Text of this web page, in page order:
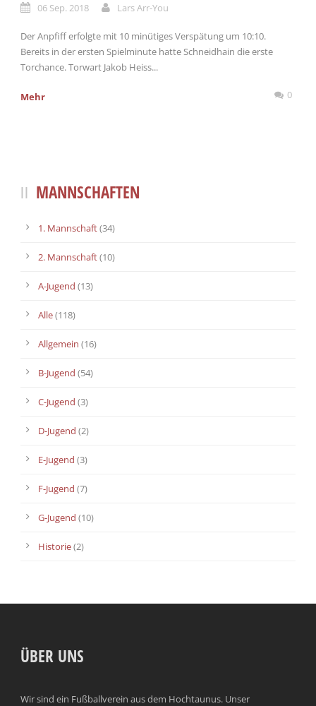
06 Sep. 2018 Lars Arr-You
Der Anpfiff erfolgte mit 10 minütiges Verspätung um 10:10.
Bereits in der ersten Spielminute hatte Schneidhain die erste
Torchance. Torwart Jakob Heiss...
Mehr 0
MANNSCHAFTEN
1. Mannschaft(34)
2. Mannschaft(10)
A-Jugend (13)
Alle(118)
Allgemein (16)
B-Jugend (54)
C-Jugend (3)
D-Jugend (2)
E-Jugend (3)
F-Jugend (7)
G-Jugend (10)
Historie(2)
ÜBER UNS
Wir sind ein Fußballverein aus dem Hochtaunus. Unser